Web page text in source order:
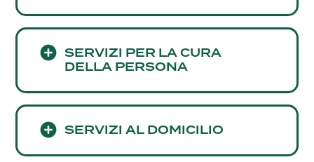
SERVIZI PER LA CURA
DELLA PERSONA
SERVIZI AL DOMICILIO